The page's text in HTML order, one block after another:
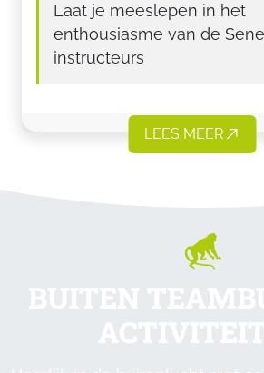
Laat je meeslepen in het
enthousiasme van de
instructeurs
LEES MEER
NATUURLIJK